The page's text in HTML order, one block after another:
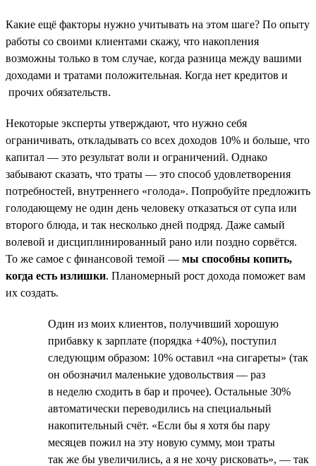
Какие ещё факторы нужно учитывать на этом шаге? По опыту
работы со своими клиентами скажу, что накопления
возможны только в том случае, когда разница между вашими
доходами и тратами положительная. Когда нет кредитов и
прочих обязательств.
Некоторые эксперты утверждают, что нужно себя
ограничивать, откладывать со всех доходов 10% и больше, что
капитал — это результат воли и ограничений. Однако
забывают сказать, что траты — это способ удовлетворения
потребностей, внутреннего «голода». Попробуйте предложить
голодающему не один день человеку отказаться от супа или
второго блюда, и так несколько дней подряд. Даже самый
волевой и дисциплинированный рано или поздно сорвётся.
То же самое с финансовой темой — мы способны копить,
когда есть излишки. Планомерный рост дохода поможет вам
их создать.
Один из моих клиентов, получивший хорошую
прибавку к зарплате (порядка +40%), поступил
следующим образом: 10% оставил «на сигареты» (так
он обозначил маленькие удовольствия — раз
в неделю сходить в бар и прочее). Остальные 30%
автоматически переводились на специальный
накопительный счёт. «Если бы я хотя бы пару
месяцев пожил на эту новую сумму, мои траты
так же бы увеличились, а я не хочу рисковать», — так